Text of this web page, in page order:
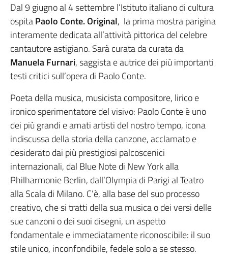
Dal 9 giugno al 4 settembre l’Istituto italiano di cultura
ospitaPaolo Conte. Original, la prima mostra parigina
interamente dedicata all’attività pittorica del celebre
cantautore astigiano. Sarà curata da curata da
Manuela Furnari, saggista e autrice dei più importanti
testi critici sull’opera di Paolo Conte.
Poeta della musica, musicista compositore, lirico e
ironico sperimentatore del visivo: Paolo Conte è uno
dei più grandi e amati artisti del nostro tempo, icona
indiscussa della storia della canzone, acclamato e
desiderato dai più prestigiosi palcoscenici
internazionali, dal Blue Note di New York alla
Philharmonie Berlin, dall’Olympia di Parigi al Teatro
alla Scala di Milano. C’è, alla base del suo processo
creativo, che si tratti della sua musica o dei versi delle
sue canzoni o dei suoi disegni, un aspetto
fondamentale e immediatamente riconoscibile: il suo
stile unico, inconfondibile, fedele solo a se stesso.